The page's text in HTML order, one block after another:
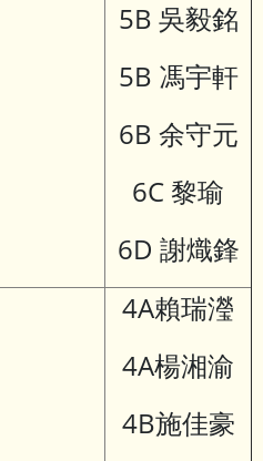
5B 吳毅銘
5B 馮宇軒
6B 余守元
6C 黎瑜
6D 謝熾鋒
4A賴瑞瀅
4A楊湘渝
4B施佳豪